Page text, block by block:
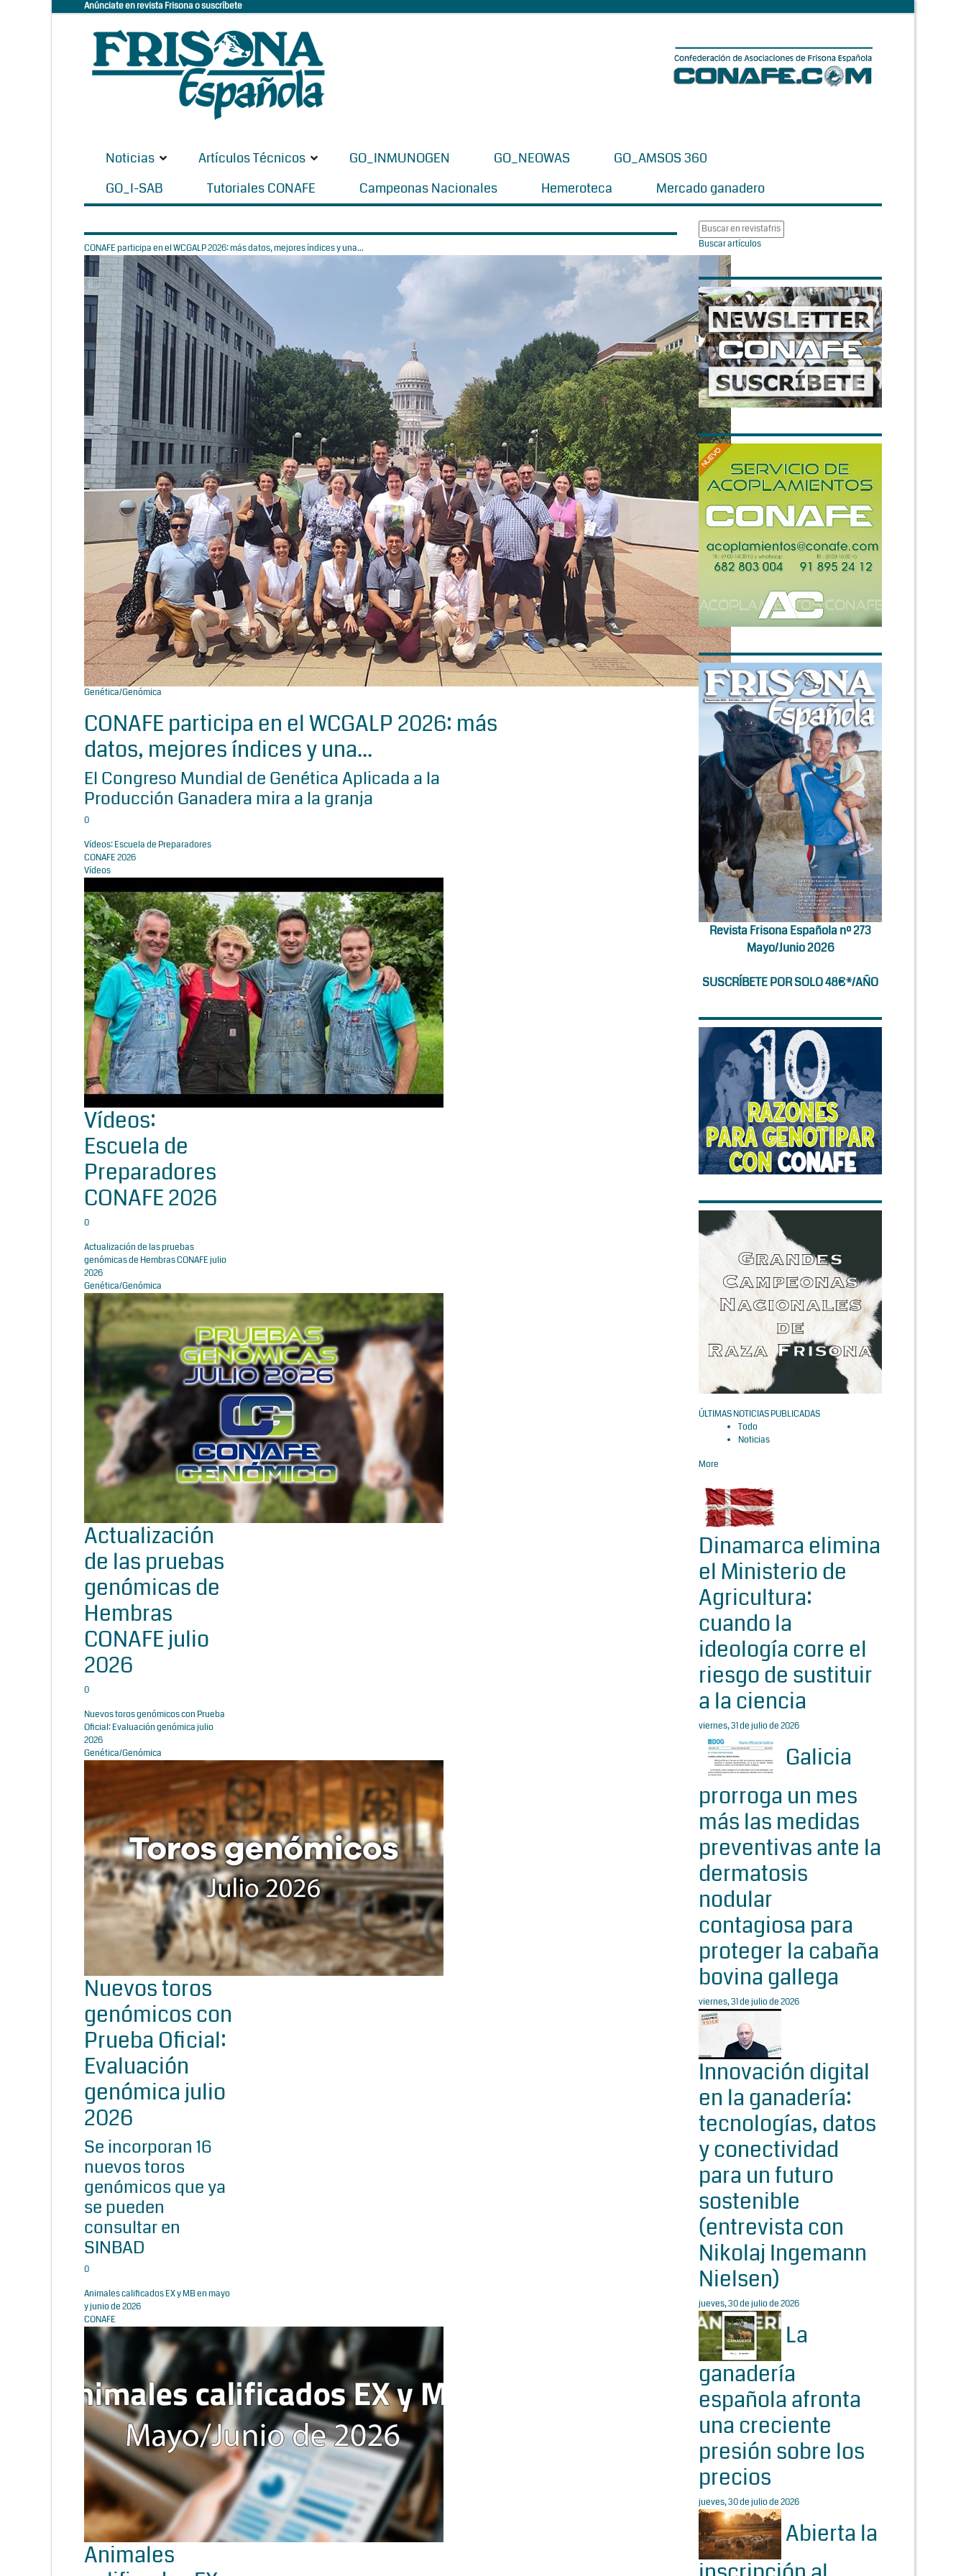
Anúnciate en revista Frisona o suscríbete
Noticias Artículos Técnicos GO_INMUNOGEN GO_NEOWAS
GO_AMSOS 360
GO_I-SAB
Tutoriales CONAFE Campeonas Nacionales Hemeroteca Mercado ganadero
CONAFE participa en el WCGALP 2026: más datos, mejores índices y una...
Genética/Genómica
CONAFE participa en el WCGALP 2026: más
datos, mejores índices y una...
El Congreso Mundial de Genética Aplicada a la
Producción Ganadera mira a la granja
0
Vídeos: Escuela de Preparadores
CONAFE 2026
Vídeos
Vídeos:
Escuela de
Preparadores
CONAFE 2026
0
Actualización de las pruebas
genómicas de Hembras CONAFE julio
2026
Genética/Genómica
Actualización
de las pruebas
genómicas de
Hembras
CONAFE julio
2026
0
Nuevos toros genómicos con Prueba
Oficial: Evaluación genómica julio
2026
Genética/Genómica
Nuevos toros
genómicos con
Prueba Oficial:
Evaluación
genómica julio
2026
Se incorporan 16
nuevos toros
genómicos que ya
se pueden
consultar en
SINBAD
0
Animales calificados EX y MB en mayo
y junio de 2026
CONAFE
Animales
Buscar artículos
Revista Frisona Española nº 273
Mayo/Junio 2026
SUSCRÍBETE POR SOLO 48€*/AÑO
ÚLTIMAS NOTICIAS PUBLICADAS
Todo
Noticias
More
Dinamarca elimina
el Ministerio de
Agricultura:
cuando la
ideología corre el
riesgo de sustituir
a la ciencia
viernes, 31 de julio de 2026
Galicia
prorroga un mes
más las medidas
preventivas ante la
dermatosis
nodular
contagiosa para
proteger la cabaña
bovina gallega
viernes, 31 de julio de 2026
Innovación digital
en la ganadería:
tecnologías, datos
y conectividad
para un futuro
sostenible
(entrevista con
Nikolaj Ingemann
Nielsen)
jueves, 30 de julio de 2026
La
ganadería
española afronta
una creciente
presión sobre los
precios
jueves, 30 de julio de 2026
Abierta la